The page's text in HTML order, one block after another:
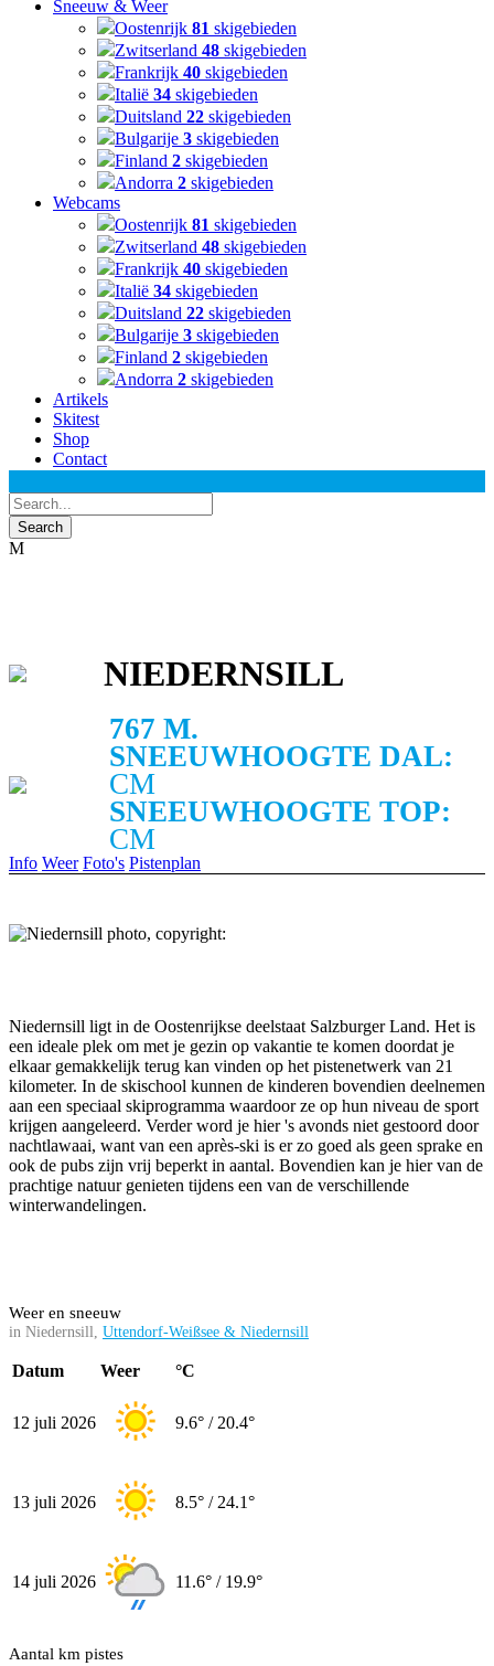
Sneeuw & Weer
Oostenrijk 81 skigebieden
Zwitserland 48 skigebieden
Frankrijk 40 skigebieden
Italië 34 skigebieden
Duitsland 22 skigebieden
Bulgarije 3 skigebieden
Finland 2 skigebieden
Andorra 2 skigebieden
Webcams
Oostenrijk 81 skigebieden
Zwitserland 48 skigebieden
Frankrijk 40 skigebieden
Italië 34 skigebieden
Duitsland 22 skigebieden
Bulgarije 3 skigebieden
Finland 2 skigebieden
Andorra 2 skigebieden
Artikels
Skitest
Shop
Contact
NIEDERNSILL
767 M.
SNEEUWHOOGTE DAL:
CM
SNEEUWHOOGTE TOP:
CM
Info Weer Foto's Pistenplan
Niedernsill ligt in de Oostenrijkse deelstaat Salzburger Land. Het is
een ideale plek om met je gezin op vakantie te komen doordat je
elkaar gemakkelijk terug kan vinden op het pistenetwerk van 21
kilometer. In de skischool kunnen de kinderen bovendien deelnemen
aan een speciaal skiprogramma waardoor ze op hun niveau de sport
krijgen aangeleerd. Verder word je hier 's avonds niet gestoord door
nachtlawaai, want van een après-ski is er zo goed als geen sprake en
ook de pubs zijn vrij beperkt in aantal. Bovendien kan je hier van de
prachtige natuur genieten tijdens een van de verschillende
winterwandelingen.
Weer en sneeuw
in Niedernsill, Uttendorf-Weißsee & Niedernsill
Datum Weer °C
12 juli 2026 9.6° / 20.4°
13 juli 2026 8.5° / 24.1°
14 juli 2026 11.6° / 19.9°
Aantal km pistes